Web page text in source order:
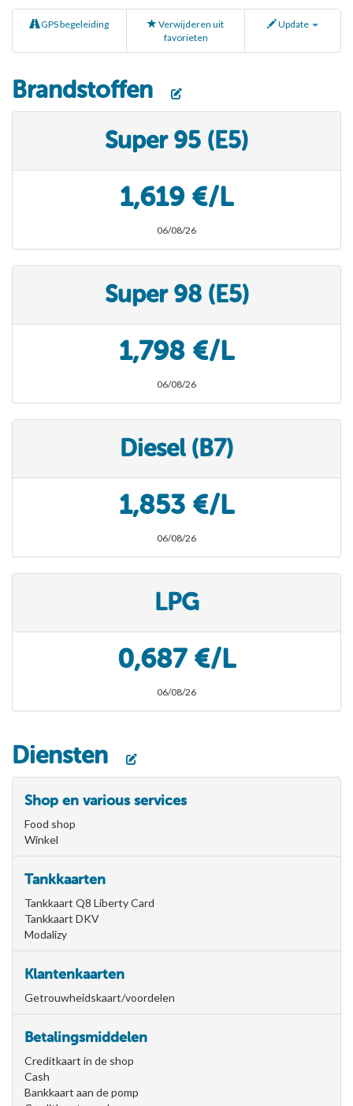
GPS begeleiding
Verwijderen uit
favorieten
Update
Brandstoffen
Super 95 (E5)
1,619 €/L
06/08/26
Super 98 (E5)
1,798 €/L
06/08/26
Diesel (B7)
1,853 €/L
06/08/26
LPG
0,687 €/L
06/08/26
Diensten
Shop en various services
Food shop
Winkel
Tankkaarten
Tankkaart Q8 Liberty Card
Tankkaart DKV
Modalizy
Klantenkaarten
Getrouwheidskaart/voordelen
Betalingsmiddelen
Creditkaart in de shop
Cash
Bankkaart aan de pomp